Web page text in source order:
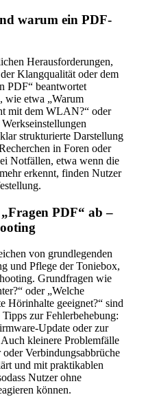
warum ein PDF-
Herausforderungen,
Klangqualität oder dem
PDF“ beantwortet
wie etwa „Warum
mit dem WLAN?“ oder
strukturierte Darstellung
in Foren oder
Notfällen, etwa wenn die
erkennt, finden Nutzer
PDF“ ab –
von grundlegenden
und Pflege der Toniebox,
Grundfragen wie
oder „Welche
Hörinhalte geeignet?“ sind
zur Fehlerbehebung:
Update oder zur
kleinere Problemfälle
Verbindungsabbrüche
und mit praktikablen
Nutzer ohne
können.